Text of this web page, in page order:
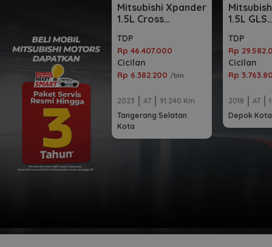
Mitsubishi Xpander
1.5L Cross
TDP
Rp 46.407.000
Cicilan
Rp 6.382.200 /bln
2023 AT
91.240 Km
Tangerang Selatan
Kota
1.5L GLS
TDP
Rp
Cicilan
Rp
2018 AT
Depok Kota